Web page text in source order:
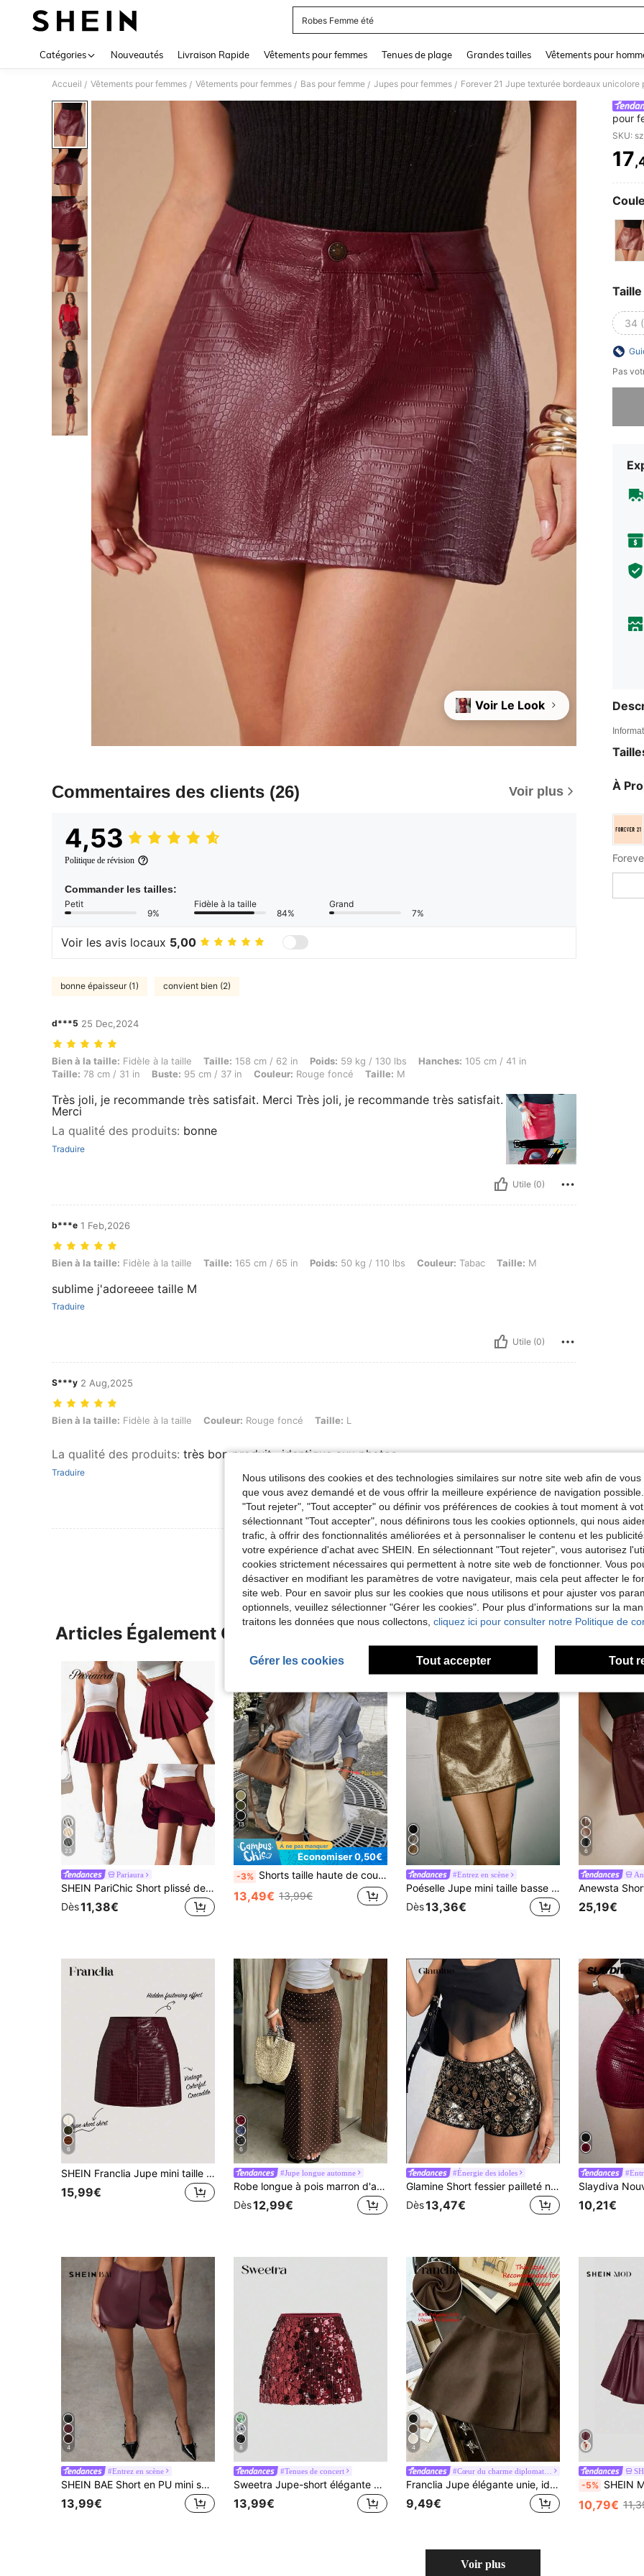
Robes Femme été
Catégories Nouveautés Livraison Rapide Vêtements pour femmes Tenues de plage Grandes tailles Vêtements pour
Accueil / Vêtements pour femmes / Vêtements pour femmes / Bas pour femme / Jupes pour femmes /
Voir Le Look
Commentaires des clients (26) Voir plus
4,53
Politique de révision
Commander les tailles:
Petit
9%
Fidèle à la taille
84%
Grand
7%
Voir les avis locaux 5,00
bonne épaisseur (1) convient bien (2)
d***5 25 Dec,2024
Bien à la taille: Fidèle à la taille, Taille: 158 cm / 62 in, Poids: 59 kg / 130 lbs, Hanches: 105 cm / 41 in, Taille: 78 cm / 31 in, Buste: 95 cm / 37 in,
Bien à la taille: Fidèle à la taille Taille: 158 cm / 62 in Poids: 59 kg / 130 lbs Hanches: 105 cm / 41 in
Taille: 78 cm / 31 in Buste: 95 cm / 37 in Couleur: Rouge foncé Taille: M
Très joli, je recommande très satisfait. Merci Très joli, je recommande très satisfait.
Merci
La qualité des produits: bonne
Traduire
Utile (0)
b***e 1 Feb,2026
Bien à la taille: Fidèle à la taille, Taille: 165 cm / 65 in, Poids: 50 kg / 110 lbs, Couleur: Tabac, Taille: M
Bien à la taille: Fidèle à la taille Taille: 165 cm / 65 in Poids: 50 kg / 110 lbs Couleur: Tabac Taille: M
sublime j'adoreeee taille M
Traduire
Utile (0)
S***y 2 Aug,2025
Bien à la taille: Fidèle à la taille, Couleur: Rouge foncé, Taille: L
Bien à la taille: Fidèle à la taille Couleur: Rouge foncé Taille: L
La qualité des produits: très bon produit , identique aux photos
Traduire
Utile (0)
Voir Plus D'avis
pour
SKU:
17
Taille
34
Pas
À
Articles Également Consultés
23
Pariaura
SHEIN PariChic Short plissé de couleur unie décontracté pour l'été
Dès11,38€
13
Économiser 0,50€
-3% Shorts taille haute de couleur unie, convient pour les trajets quotidiens et les vacances de printemps/été, assorti de manière décontractée pour la Saint-Valentin, chic & élégant
13,49€ 13,99€
#Entrez en scène
Poéselle Jupe mini taille basse ajustée, jupe métallisé, jupe d'automne, jupe de fête, jupe de concert pour femmes, jupe de fête mini étincelante, jupe mini pour une sortie scintillante et élégante, jupe de Noël
Dès13,36€
6
25,19€
6
SHEIN Franclia Jupe mini taille basse ajustée, jupe , automne, bordeaux, vacances, performance sur scène pour femmes, jupe bordeaux style français, jupe marron, jupe courte de type A, jupe motif peau de crocodile, jupe rouge, jupe vin, jupes pour femmes, tenues de fête, jupe-short, jupes taille haute pour femmes
15,99€
6
#Jupe longue automne
Robe longue à pois marron d'automne pour femmes Vellofy, taille haute, ourlet sirène, décontractée et élégante, convient pour le travail, les rendez-vous, les fêtes, la rentrée scolaire
Dès12,99€
#Énergie des idoles
Glamine Short fessier pailleté noir et or, short moulant mi-taille pailleté style années 70 d'été avec doublure douce, tenue de club Ibiza, soirée clubbing, fête, festival
Dès13,47€ 10,21€
4
#Entrez en scène
SHEIN BAE Short en PU mini sexy bordeaux vintage pour femmes, convient pour les fêtes, Halloween, Noël, Thanksgiving, tenue de bureau sexy de sirène
13,99€
8
#Tenues de concert
Sweetra Jupe-short élégante et à la mode pour femmes avec sequins multicolores
13,99€
4
#Cœur du charme diplomatique
Franclia Jupe élégante unie, idéale pour le travail, les trajets quotidiens, un look romantique vintage, un style streetwear décontracté, un rendez-vous, un dîner, les vacances et les réunions. Sa fente latérale mode et sexy est parfaite pour le printemps et l'été.
9,49€
-5% SHEIN MOD Shorts plissés unicolore pour femmes, brunch, thé,
10,79€
Voir plus
Nous utilisons des cookies et des technologies similaires sur notre site web afin de
que vous avez demandé et de vous offrir la meilleure expérience de navigation
"Tout rejeter", "Tout accepter" ou définir vos préférences de cookies à tout moment à
sélectionnant "Tout accepter", nous définirons tous les cookies optionnels, qui nous
trafic, à offrir des fonctionnalités améliorées et à personnaliser le contenu et les
votre expérience d'achat avec SHEIN. En sélectionnant "Tout rejeter", vous autorisez
cookies strictement nécessaires qui permettent à notre site web de fonctionner. Vous
désactiver en modifiant les paramètres de votre navigateur, mais cela peut affecter le
site web. Pour en savoir plus sur les cookies que nous utilisons et pour ajuster vos
optionnels, veuillez sélectionner "Gérer les cookies". Pour plus d'informations sur la
traitons les données que nous collectons, cliquez ici pour consulter notre Politique de
Gérer les cookies Tout accepter Tout